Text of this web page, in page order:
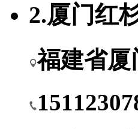
2.厦门红
福建省厦